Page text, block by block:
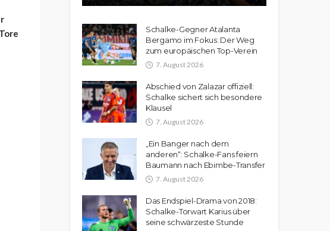
Schalke-Gegner Atalanta
Bergamo im Fokus: Der Weg
zum europäischen Top-Verein
7. August 2026
Abschied von Zalazar offiziell:
Schalke sichert sich besondere
Klausel
7. August 2026
„Ein Banger nach dem
anderen“: Schalke-Fans feiern
Baumann nach Ebimbe-Transfer
7. August 2026
Das Endspiel-Drama von 2018:
Schalke-Torwart Karius über
seine schwärzeste Stunde